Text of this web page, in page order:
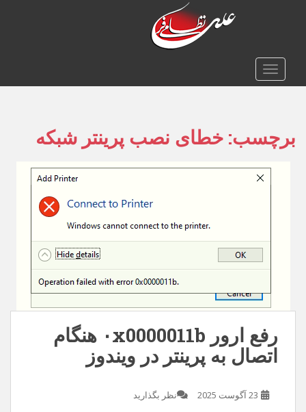
o
TOGGLE NAVIGATION
برچسب: خطای نصب پرینتر شبکه
رفع ارور ۰x0000011b هنگام
اتصال به پرینتر در ویندوز
23 آگوست 2025 نظر بگذارید